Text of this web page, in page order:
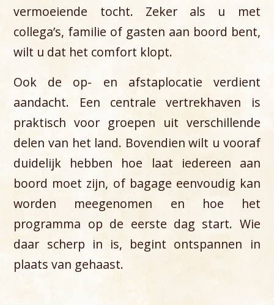
vermoeiende tocht. Zeker als u met
collega’s, familie of gasten aan boord bent,
wilt u dat het comfort klopt.
Ook de op- en afstaplocatie verdient
aandacht. Een centrale vertrekhaven is
praktisch voor groepen uit verschillende
delen van het land. Bovendien wilt u vooraf
duidelijk hebben hoe laat iedereen aan
boord moet zijn, of bagage eenvoudig kan
worden meegenomen en hoe het
programma op de eerste dag start. Wie
daar scherp in is, begint ontspannen in
plaats van gehaast.